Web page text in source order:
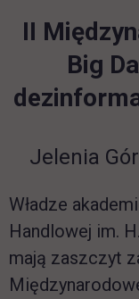
II
Big
Jelenia
Władze
Handlowej im.
mają zaszczyt